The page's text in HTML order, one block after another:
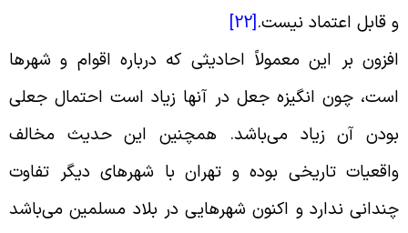
قابل اعتماد نیست.[22]
بر این معمولاً احادیثی که درباره اقوام و شهرها
چون انگیزه جعل در آنها زیاد است احتمال جعلی
آن زیاد می‌باشد. همچنین این حدیث مخالف
تاریخی بوده و تهران با شهرهای دیگر تفاوت
ندارد و اکنون شهرهایی در بلاد مسلمین می‌باشد